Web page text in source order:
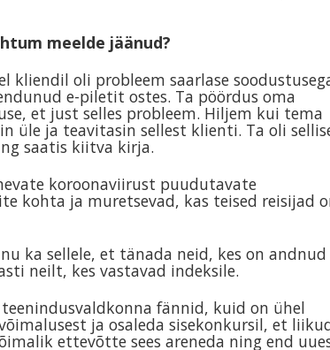
meelde jäänud?
kliendil oli probleem saarlase
e-piletit ostes. Ta pöördus oma
et just selles probleem. Hiljem kui tema
üle ja teavitasin sellest klienti. Ta oli
saatis kiitva kirja.
koroonaviirust puudutavate
kohta ja muretsevad, kas teised reisijad
ka sellele, et tänada neid, kes on andnud
neilt, kes vastavad indeksile.
fännid, kuid on ühel
ja osaleda sisekonkursil, et
ettevõtte sees areneda ning end